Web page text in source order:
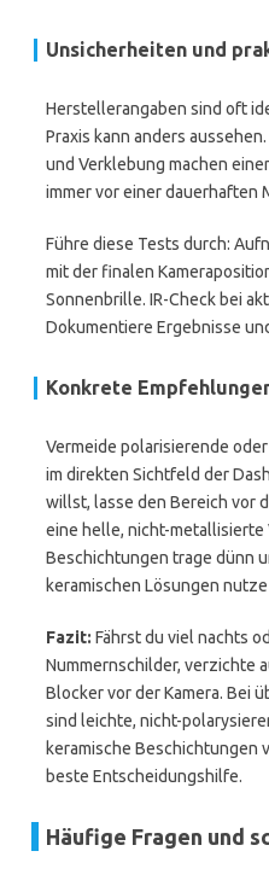
Unsicherheiten und
Herstellerangaben sind oft
Praxis kann anders
und Verklebung machen
immer vor einer dauerhaften
Führe diese Tests durch:
mit der finalen
Sonnenbrille. IR-Check bei
Dokumentiere Ergebnisse
Konkrete
Vermeide polarisierende
im direkten Sichtfeld der
willst, lasse den Bereich vor
eine helle, nicht-metallisierte
Beschichtungen trage dünn
keramischen Lösungen
Fazit: Fährst du viel nachts
Nummernschilder, verzichte
Blocker vor der Kamera. Bei
sind leichte, nicht-
keramische Beschichtungen
beste Entscheidungshilfe.
Häufige Fragen und